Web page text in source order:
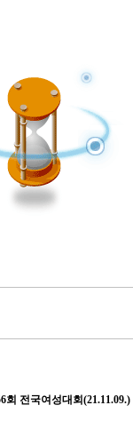
회 전국여성대회(21.11.09.)